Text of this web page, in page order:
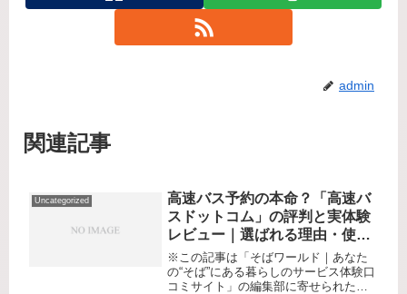
admin
関連記事
Uncategorized
高速バス予約の本命？「高速バ
スドットコム」の評判と実体験
レビュー｜選ばれる理由・使い
勝手・気になる点も徹底レポ！
※この記事は「そばワールド｜あなた
の“そば”にある暮らしのサービス体験口
コミサイト」の編集部に寄せられた各